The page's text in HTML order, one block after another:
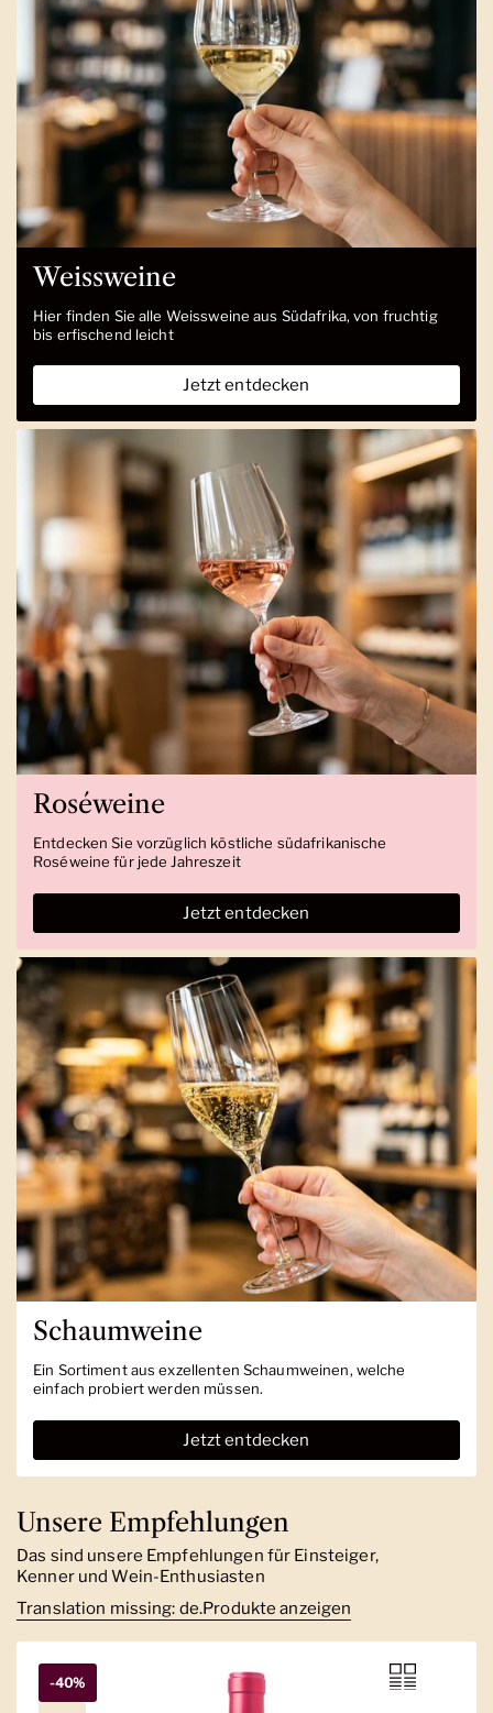
Weissweine
Hier finden Sie alle Weissweine aus Südafrika, von fruchtig
bis erfischend leicht
Jetzt entdecken
Roséweine
Entdecken Sie vorzüglich köstliche südafrikanische
Roséweine für jede Jahreszeit
Jetzt entdecken
Schaumweine
Ein Sortiment aus exzellenten Schaumweinen, welche
einfach probiert werden müssen.
Jetzt entdecken
Unsere Empfehlungen
Das sind unsere Empfehlungen für Einsteiger,
Kenner und Wein-Enthusiasten
Translation missing: de.Produkte anzeigen
-40%